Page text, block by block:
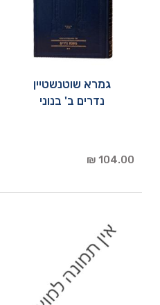
גמרא שוטנשטיין
נדרים ב' בנוני
104.00 ₪